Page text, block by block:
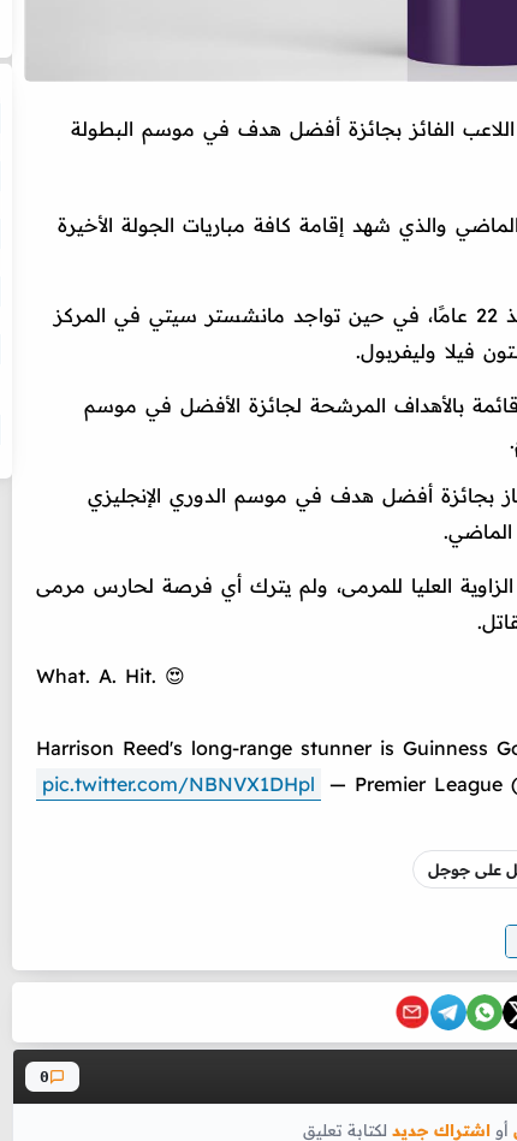
الفائز بجائزة أفضل هدف في موسم البطولة
والذي شهد إقامة كافة مباريات الجولة الأخيرة
وتُوج آرسنال بلقب الدوري الإنجليزي لأول مرة منذ 22 عامًا، في حين تواجد مانشستر سيتي في المركز
فيلا وليفربول.
قائمة بالأهداف المرشحة لجائزة الأفضل في موسم
بجائزة أفضل هدف في موسم الدوري الإنجليزي
من مسافة 30 ياردة في الزاوية العليا للمرمى، ولم يترك أي فرصة لحارس مرمى
What. A. Hit. 😍
Harrison Reed's long-range stunner is Guinness
pic.twitter.com/NBNVX1DHpl
— Premier League
على جوجل
0
أو اشتراك جديد لكتابة تعليق